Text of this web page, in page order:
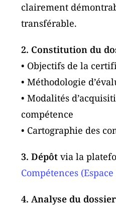
clairement
transférable.
2. Constitution du
• Objectifs de la
• Méthodologie
• Modalités
compétence
• Cartographie des
3. Dépôt via la
Compétences
4. Analyse du